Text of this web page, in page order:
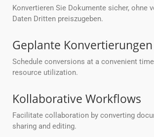
Konvertieren Sie Dokumente sicher, ohne
Daten Dritten preiszugeben.
Geplante Konvertierungen
Schedule conversions at a convenient
resource utilization.
Kollaborative Workflows
Facilitate collaboration by converting
sharing and editing.